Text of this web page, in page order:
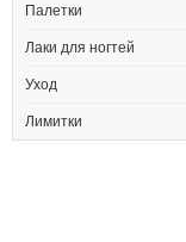
Палетки
Лаки для ногтей
Уход
Лимитки